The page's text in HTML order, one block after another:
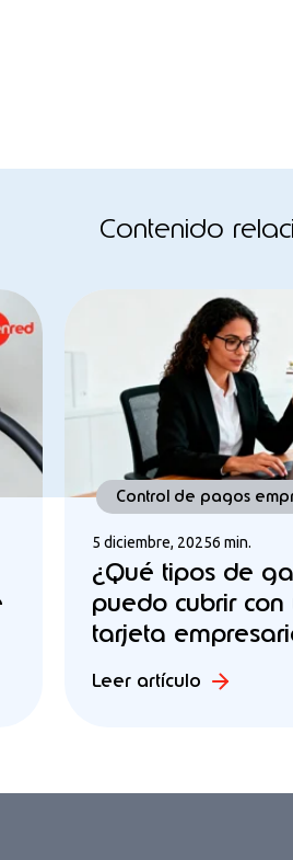
Contenido
Control de pagos
5 diciembre, 20256 min.
¿Qué tipos de
puedo cubrir con
tarjeta
Leer artículo